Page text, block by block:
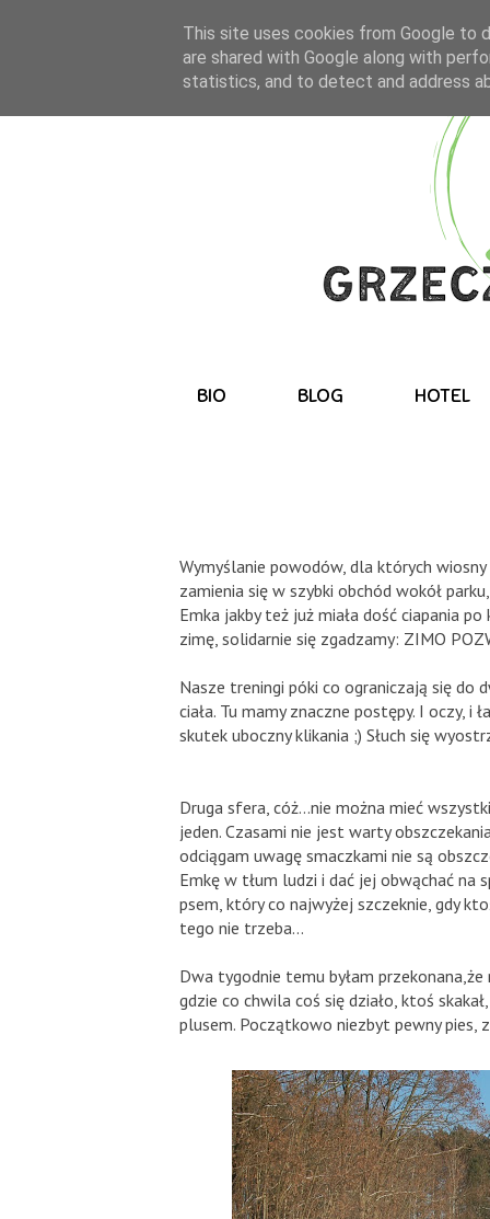
BIO BLOG HOTEL
Wymyślanie powodów, dla których
zamienia się w szybki obchód wokół
Emka jakby też już miała dość ciapania
zimę, solidarnie się zgadzamy: ZIMO
Nasze treningi póki co ograniczają się do
ciała. Tu mamy znaczne postępy. I oczy, i
skutek uboczny klikania ;) Słuch się
Druga sfera, cóż...nie można mieć
jeden. Czasami nie jest warty
odciągam uwagę smaczkami nie są
Emkę w tłum ludzi i dać jej obwąchać na
psem, który co najwyżej szczeknie, gdy
tego nie trzeba...
Dwa tygodnie temu byłam
gdzie co chwila coś się działo, ktoś
plusem. Początkowo niezbyt pewny pies,
This site uses cookies from Google to
are shared with Google along with
statistics, and to detect and address